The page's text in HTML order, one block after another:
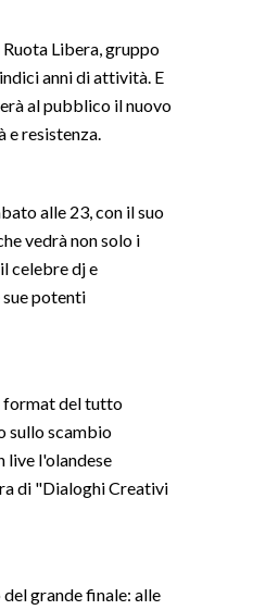
Libera, gruppo
anni di attività. E
al pubblico il nuovo
e resistenza.
alle 23, con il suo
vedrà non solo i
celebre dj e
potenti
format del tutto
sullo scambio
live l'olandese
di "Dialoghi Creativi
grande finale: alle